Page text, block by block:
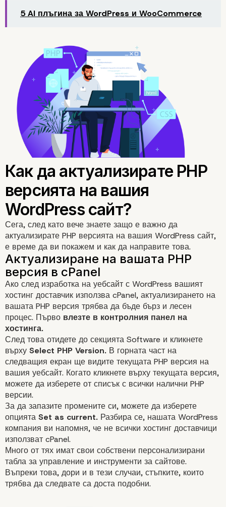
Как да проверите
версия на PHP, която
вашият WordPress
използва?
5 AI плъгина за WordPress и WooCommerce
Сега, след като вече знаете защо е важно да
актуализирате PHP версията на вашия WordPress сайт,
е време да ви покажем и как да направите това.
Ако след изработка на уебсайт с WordPress вашият
хостинг доставчик използва cPanel, актуализирането на
вашата PHP версия трябва да бъде бърз и лесен
процес. Първо влезте в контролния панел на
хостинга.
След това отидете до секцията Software и кликнете
върху Select PHP Version. В горната част на
следващия екран ще видите текущата PHP версия на
вашия уебсайт. Когато кликнете върху текущата версия,
можете да изберете от списък с всички налични PHP
версии.
За да запазите промените си, можете да изберете
опцията Set as current. Разбира се, нашата WordPress
компания ви напомня, че не всички хостинг доставчици
използват cPanel.
Много от тях имат свои собствени персонализирани
табла за управление и инструменти за сайтове.
Въпреки това, дори и в тези случаи, стъпките, които
трябва да следвате са доста подобни.